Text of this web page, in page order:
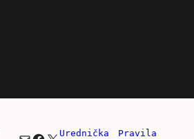
Urednička Pravila